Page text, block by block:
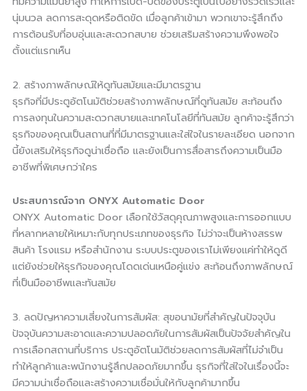
นุ่มนวล ลดการสะดุดหรือติดขัด เมื่อลูกค้าเข้ามา พวกเขาจะรู้สึกถึง
การต้อนรับที่อบอุ่นและสะดวกสบาย ช่วยเสริมสร้างความพึงพอใจ
ตั้งแต่แรกเห็น
2. สร้างภาพลักษณ์ให้ดูทันสมัยและมีมาตรฐาน
ธุรกิจที่มีประตูอัตโนมัติช่วยสร้างภาพลักษณ์ที่ดูทันสมัย สะท้อนถึง
การลงทุนในความสะดวกสบายและเทคโนโลยีที่ทันสมัย ลูกค้าจะรู้สึกว่า
ธุรกิจของคุณเป็นสถานที่ที่มีมาตรฐานและใส่ใจในรายละเอียด นอกจาก
นี้ยังเสริมให้ธุรกิจดูน่าเชื่อถือ และยังเป็นการสื่อสารถึงความเป็นมือ
อาชีพที่พิเศษกว่าใคร
ประสบการณ์จาก ONYX Automatic Door
ONYX Automatic Door เลือกใช้วัสดุคุณภาพสูงและการออกแบบ
ที่หลากหลายให้เหมาะกับทุกประเภทของธุรกิจ ไม่ว่าจะเป็นห้างสรรพ
สินค้า โรงแรม หรือสำนักงาน ระบบประตูของเราไม่เพียงแค่ทำให้ดูดี
แต่ยังช่วยให้ธุรกิจของคุณโดดเด่นเหนือคู่แข่ง สะท้อนถึงภาพลักษณ์
ที่เป็นมืออาชีพและทันสมัย
3. ลดปัญหาความเสี่ยงในการสัมผัส: สุขอนามัยที่สำคัญในปัจจุบัน
ปัจจุบันความสะอาดและความปลอดภัยในการสัมผัสเป็นปัจจัยสำคัญใน
การเลือกสถานที่บริการ ประตูอัตโนมัติช่วยลดการสัมผัสที่ไม่จำเป็น
ทำให้ลูกค้าและพนักงานรู้สึกปลอดภัยมากขึ้น ธุรกิจที่ใส่ใจในเรื่องนี้จะ
มีความน่าเชื่อถือและสร้างความเชื่อมั่นให้กับลูกค้ามากขึ้น